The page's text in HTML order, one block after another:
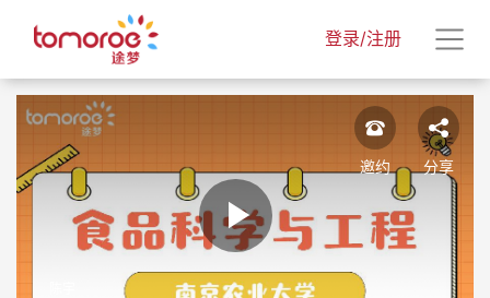
登录/注册
Play
邀约 分享